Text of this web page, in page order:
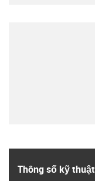
Thông số kỹ thuật